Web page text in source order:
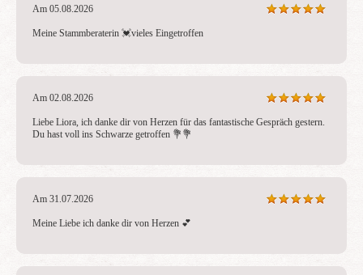
Am 05.08.2026
Meine Stammberaterin 💓vieles Eingetroffen
Am 02.08.2026
Liebe Liora, ich danke dir von Herzen für das fantastische Gespräch gestern.
Du hast voll ins Schwarze getroffen 💐💐
Am 31.07.2026
Meine Liebe ich danke dir von Herzen 💕